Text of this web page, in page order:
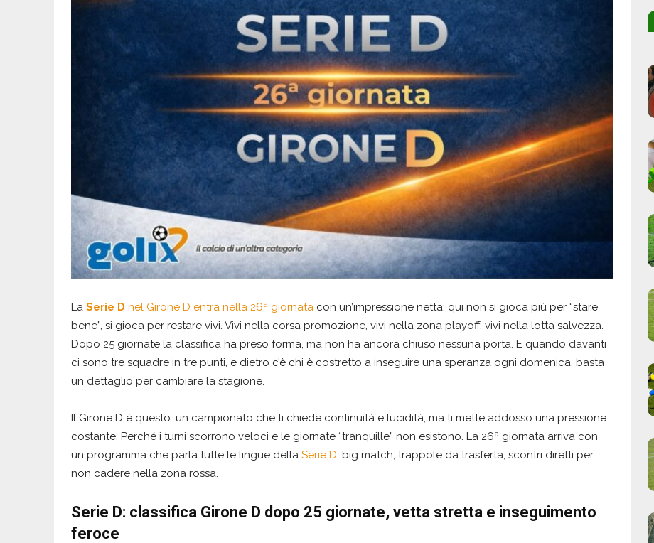
La Serie D nel Girone D entra nella 26ª giornata con un’impressione netta: qui non si gioca più per “stare
bene”, si gioca per restare vivi. Vivi nella corsa promozione, vivi nella zona playoff, vivi nella lotta salvezza.
Dopo 25 giornate la classifica ha preso forma, ma non ha ancora chiuso nessuna porta. E quando davanti
ci sono tre squadre in tre punti, e dietro c’è chi è costretto a inseguire una speranza ogni domenica, basta
un dettaglio per cambiare la stagione.
Il Girone D è questo: un campionato che ti chiede continuità e lucidità, ma ti mette addosso una pressione
costante. Perché i turni scorrono veloci e le giornate “tranquille” non esistono. La 26ª giornata arriva con
un programma che parla tutte le lingue della Serie D: big match, trappole da trasferta, scontri diretti per
non cadere nella zona rossa.
Serie D: classifica Girone D dopo 25 giornate, vetta stretta e inseguimento
feroce